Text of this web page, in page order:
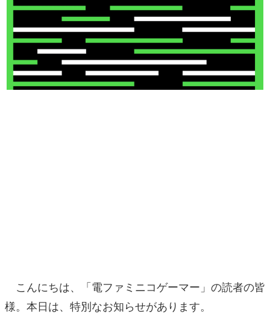
ゲームが変えた日本語
「経験値」「裏技」「ラスボス」… ゲームにまつわる言葉
の起源や用法の変遷を、コンピューター文化史研究家・タ
イニーP氏が徹底調査。
カテゴリ
こんにちは、「電ファミニコゲーマー」の読者の皆
様。本日は、特別なお知らせがあります。